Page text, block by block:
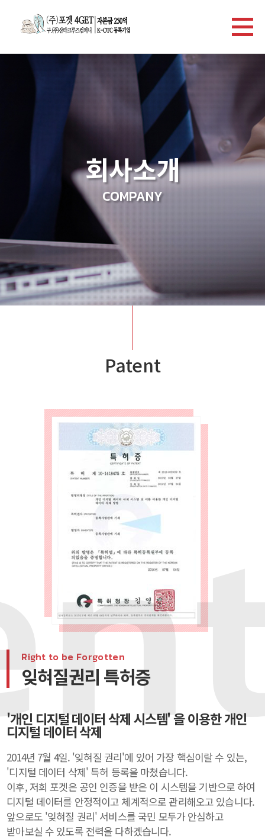
회사소개
COMPANY
Patent
Right to be Forgotten
잊혀질권리 특허증
'개인 디지털 데이터 삭제 시스템' 을 이용한 개인
디지털 데이터 삭제
2014년 7월 4일. '잊혀질 권리'에 있어 가장 핵심이랄 수 있는,
'디지털 데이터 삭제' 특허 등록을 마쳤습니다.
이후, 저희 포겟은 공인 인증을 받은 이 시스템을 기반으로 하여
디지털 데이터를 안정적이고 체계적으로 관리해오고 있습니다.
앞으로도 '잊혀질 권리' 서비스를 국민 모두가 안심하고
받아보실 수 있도록 전력을 다하겠습니다.